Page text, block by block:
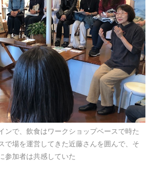
ンで、飲食はワークショップベースで時た
で場を運営してきた近藤さんを囲んで、そ
参加者は共感していた